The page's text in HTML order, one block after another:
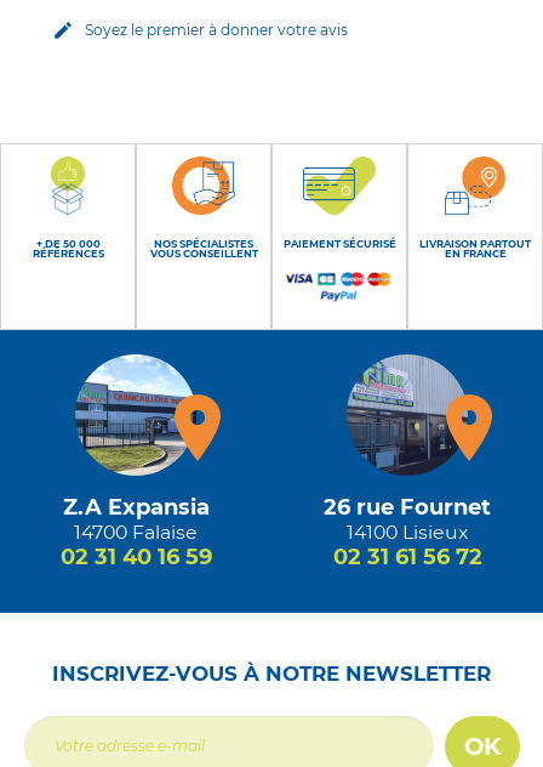
edit Soyez le premier à donner votre avis
+ DE 50 000
RÉFÉRENCES
NOS SPÉCIALISTES
VOUS CONSEILLENT
PAIEMENT SÉCURISÉ
LIVRAISON PARTOUT
EN FRANCE
Z.A Expansia
14700 Falaise
02 31 40 16 59
26 rue Fournet
14100 Lisieux
02 31 61 56 72
INSCRIVEZ-VOUS À NOTRE NEWSLETTER
OK